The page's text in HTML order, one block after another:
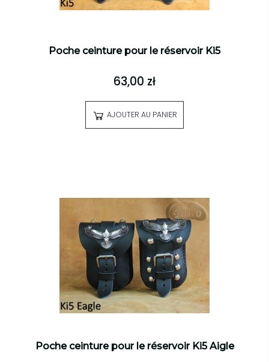
Poche ceinture pour le réservoir Ki5
63,00 zł
AJOUTER AU PANIER
Poche ceinture pour le réservoir Ki5 Aigle